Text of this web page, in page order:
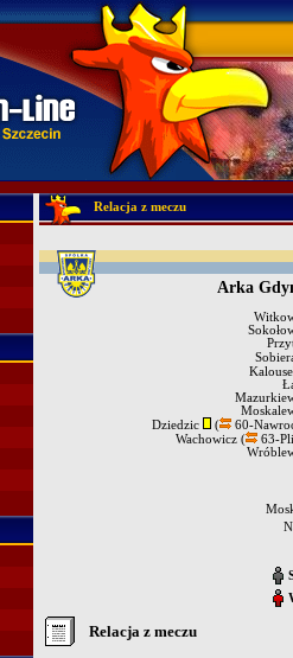
Relacja z meczu
Arka
Dziedzic
(
60-
Wachowicz (
63-
Relacja z meczu